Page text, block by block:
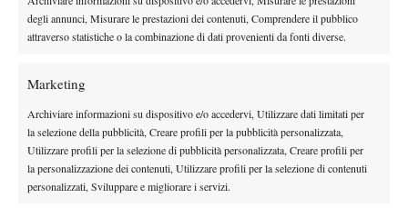
degli annunci, Misurare le prestazioni dei contenuti, Comprendere il pubblico
attraverso statistiche o la combinazione di dati provenienti da fonti diverse.
Marketing
Archiviare informazioni su dispositivo e/o accedervi, Utilizzare dati limitati per
la selezione della pubblicità, Creare profili per la pubblicità personalizzata,
Utilizzare profili per la selezione di pubblicità personalizzata, Creare profili per
la personalizzazione dei contenuti, Utilizzare profili per la selezione di contenuti
personalizzati, Sviluppare e migliorare i servizi.
Italiana Tennis. Tre le opzioni: i campioni in carica del Tc Italia
Forte dei Marmi, il Park Genova o il Tc Prato. “Nessuna
Che siano gli avversari a temere noi”.
RISULTATI
Tennis Club Crema b. Circolo Tennis Massa Lombarda 4-2
Bonin (M) b. Coppini (C) 6-2 6-2, Sinicropi (C) b. Ramazzotti
(M) 6-1 6-1, Golubev (C) b. Napolitano (M) 6-4 3-6 6-3, Ungur